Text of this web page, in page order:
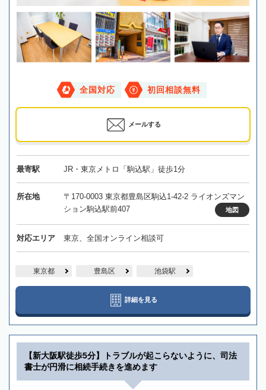
全国対応 初回相談無料
メールする
最寄駅 JR・東京メトロ「駒込駅」徒歩1分
所在地
〒170-0003 東京都豊島区駒込1-42-2 ライオンズマン
ション駒込駅前407
地図
対応エリア 東京、全国オンライン相談可
東京都 豊島区 池袋駅
詳細を見る
【新大阪駅徒歩5分】トラブルが起こらないように、司法
書士が円滑に相続手続きを進めます